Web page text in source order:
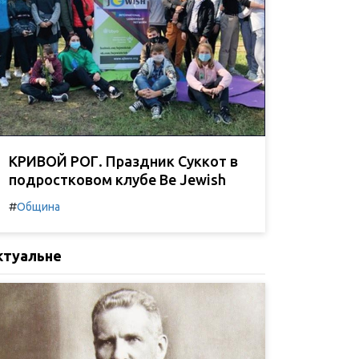
КРИВОЙ РОГ. Праздник Суккот в
подростковом клубе Be Jewish
#Община